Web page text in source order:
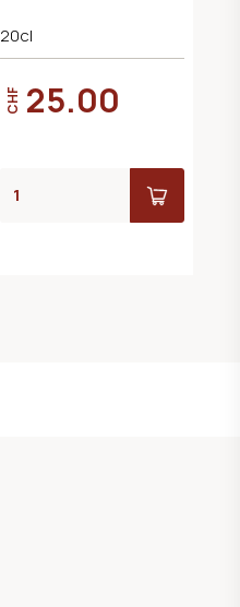
20cl
CHF 25.00